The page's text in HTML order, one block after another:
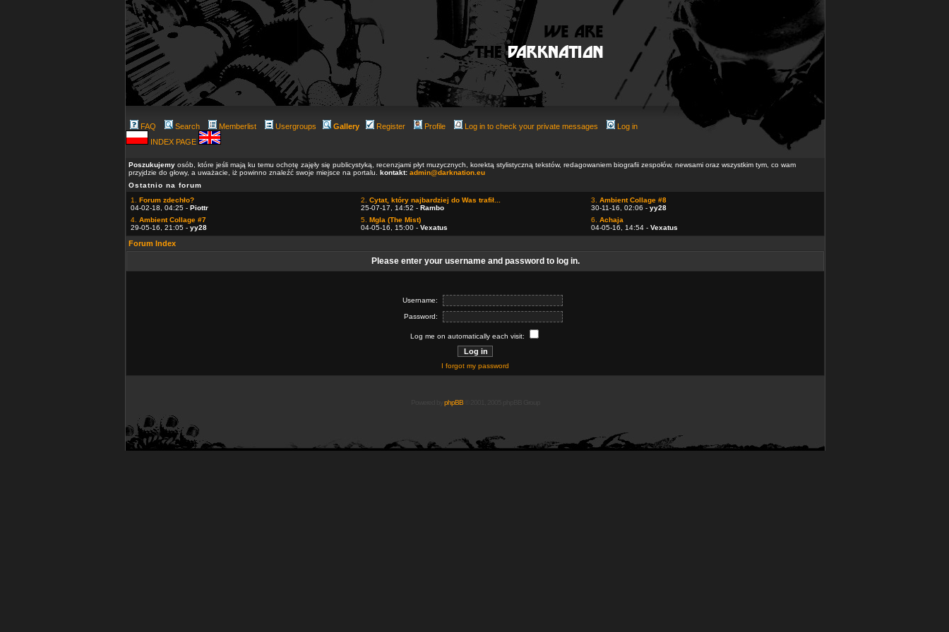
FAQ Search Memberlist Usergroups Gallery Register Profile Log in to check your private messages
Log in
INDEX PAGE
Poszukujemy osób, które jeśli mają ku temu ochotę zajęły się publicystyką, recenzjami płyt muzycznych, korektą stylistyczną tekstów, redagowaniem biografii zespołów, newsami oraz wszystkim tym, co wam
przyjdzie do głowy, a uważacie, iż powinno znaleźć swoje miejsce na portalu. kontakt: admin@darknation.eu
Ostatnio na forum
1. Forum zdechło?
04-02-18, 04:25 - Piottr
2. Cytat, który najbardziej do Was trafił...
25-07-17, 14:52 - Rambo
3. Ambient Collage #8
30-11-16, 02:06 - yy28
4. Ambient Collage #7
29-05-16, 21:05 - yy28
5. Mgla (The Mist)
04-05-16, 15:00 - Vexatus
6. Achaja
04-05-16, 14:54 - Vexatus
Forum Index
Please enter your username and password to log in.
Username:
Password:
Log me on automatically each visit:
I forgot my password
phpBB© 2001, 2005 phpBB Group